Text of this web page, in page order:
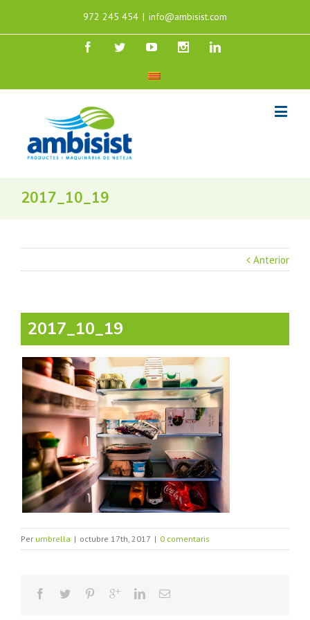
972 245 454 | info@ambisist.com
2017_10_19
Anterior
2017_10_19
Per umbrella | octubre 17th, 2017 | 0 comentaris